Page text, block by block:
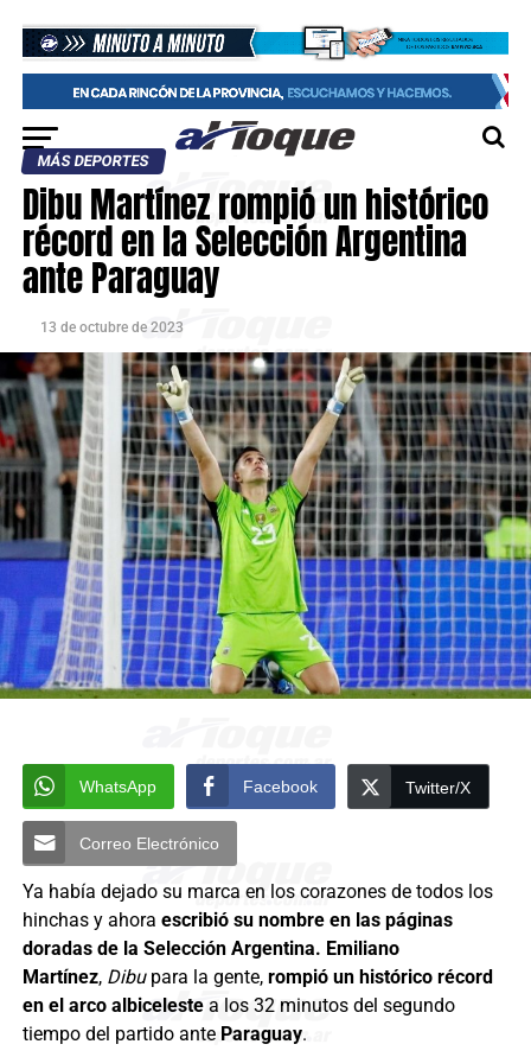
MÁS DEPORTES
Dibu Martínez rompió un histórico
récord en la Selección Argentina
ante Paraguay
13 de octubre de 2023
WhatsApp Facebook Twitter/X
Correo Electrónico
Ya había dejado su marca en los corazones de todos los
hinchas y ahora escribió su nombre en las páginas
doradas de la Selección Argentina. Emiliano
Martínez, Dibu para la gente,rompió un histórico récord
en el arco albiceleste a los 32 minutos del segundo
tiempo del partido anteParaguay.